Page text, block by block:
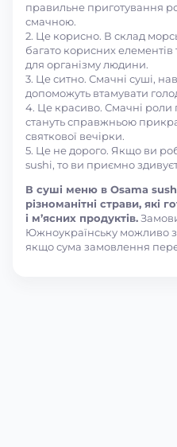
правильне приготування
смачною.
2. Це корисно. В склад
багато корисних елементів
для організму людини.
3. Це ситно. Смачні суші,
допоможуть втамувати
4. Це красиво. Смачні
стануть справжньою
святкової вечірки.
5. Це не дорого. Якщо ви
sushi, то ви приємно
В суші меню в Osama
різноманітні страви, які
і м’ясних продуктів.
Южноукраїнську можливо
якщо сума замовлення